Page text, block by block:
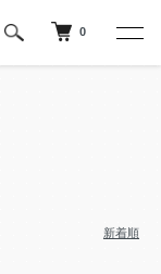
0
新着順